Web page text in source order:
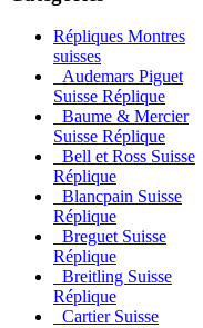
Répliques Montres
suisses
Audemars Piguet
Suisse Réplique
Baume & Mercier
Suisse Réplique
Bell et Ross Suisse
Réplique
Blancpain Suisse
Réplique
Breguet Suisse
Réplique
Breitling Suisse
Réplique
Cartier Suisse